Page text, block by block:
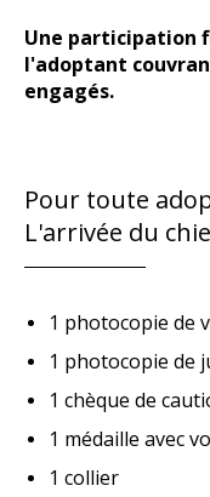
Une participation
l'adoptant
engagés.
Pour toute
L'arrivée du
1 photocopie de
1 photocopie de
1 chèque de
1 médaille avec
1 collier